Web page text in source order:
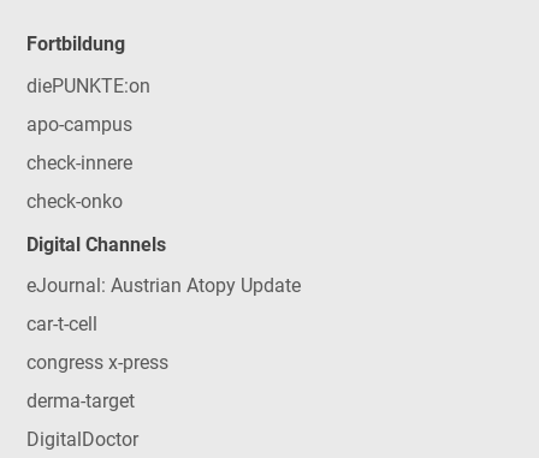
Fortbildung
diePUNKTE:on
apo-campus
check-innere
check-onko
Digital Channels
eJournal: Austrian Atopy Update
car-t-cell
congress x-press
derma-target
DigitalDoctor